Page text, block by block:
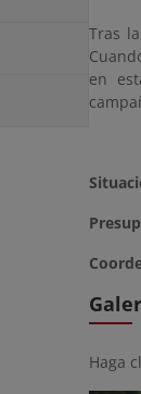
Tras
en
Haga